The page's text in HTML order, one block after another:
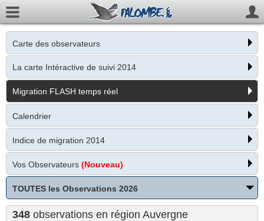
Carte des observateurs
La carte Intéractive de suivi 2014
Migration FLASH temps réel
Calendrier
Indice de migration 2014
Vos Observateurs (Nouveau)
TOUTES les Observations 2026
348 observations en région Auvergne